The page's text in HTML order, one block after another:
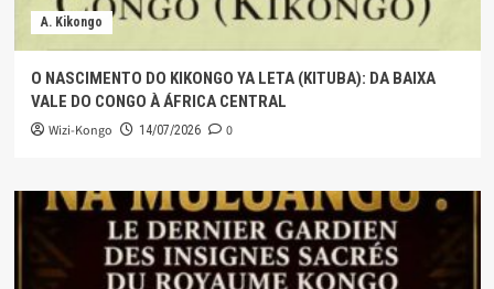
A. Kikongo
O NASCIMENTO DO KIKONGO YA LETA (KITUBA): DA BAIXA
VALE DO CONGO À ÁFRICA CENTRAL
Wizi-Kongo 14/07/2026 0